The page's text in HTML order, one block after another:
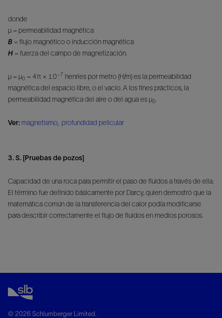
donde
μ = permeabilidad magnética
B = flujo magnético o inducción magnética
H = fuerza del campo de magnetización.
μ = μ0 = 4π × 10−7 henries por metro (H/m) es la permeabilidad
magnética del espacio libre, o el vacío. A los fines prácticos, la
permeabilidad magnética del aire o del agua es μ0.
Ver: magnetismo profundidad pelicular
3. S. [Pruebas de pozos]
Capacidad de una roca para permitir el paso de fluidos a través de ella.
El término fue definido básicamente por Darcy, quien demostró que la
matemática común de la transferencia del calor podía modificarse
para describir correctamente el flujo de fluidos en medios porosos.
© 2026 Schlumberger Limited.